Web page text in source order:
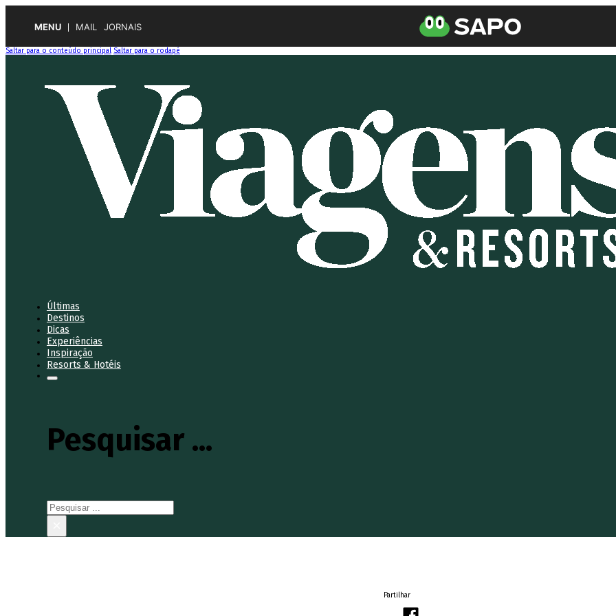
MENU MAIL JORNAIS
Saltar para o conteúdo principal Saltar para o rodapé
Últimas
Destinos
Dicas
Experiências
Inspiração
Resorts & Hotéis
Pesquisar ...
Pesquisar
Partilhar